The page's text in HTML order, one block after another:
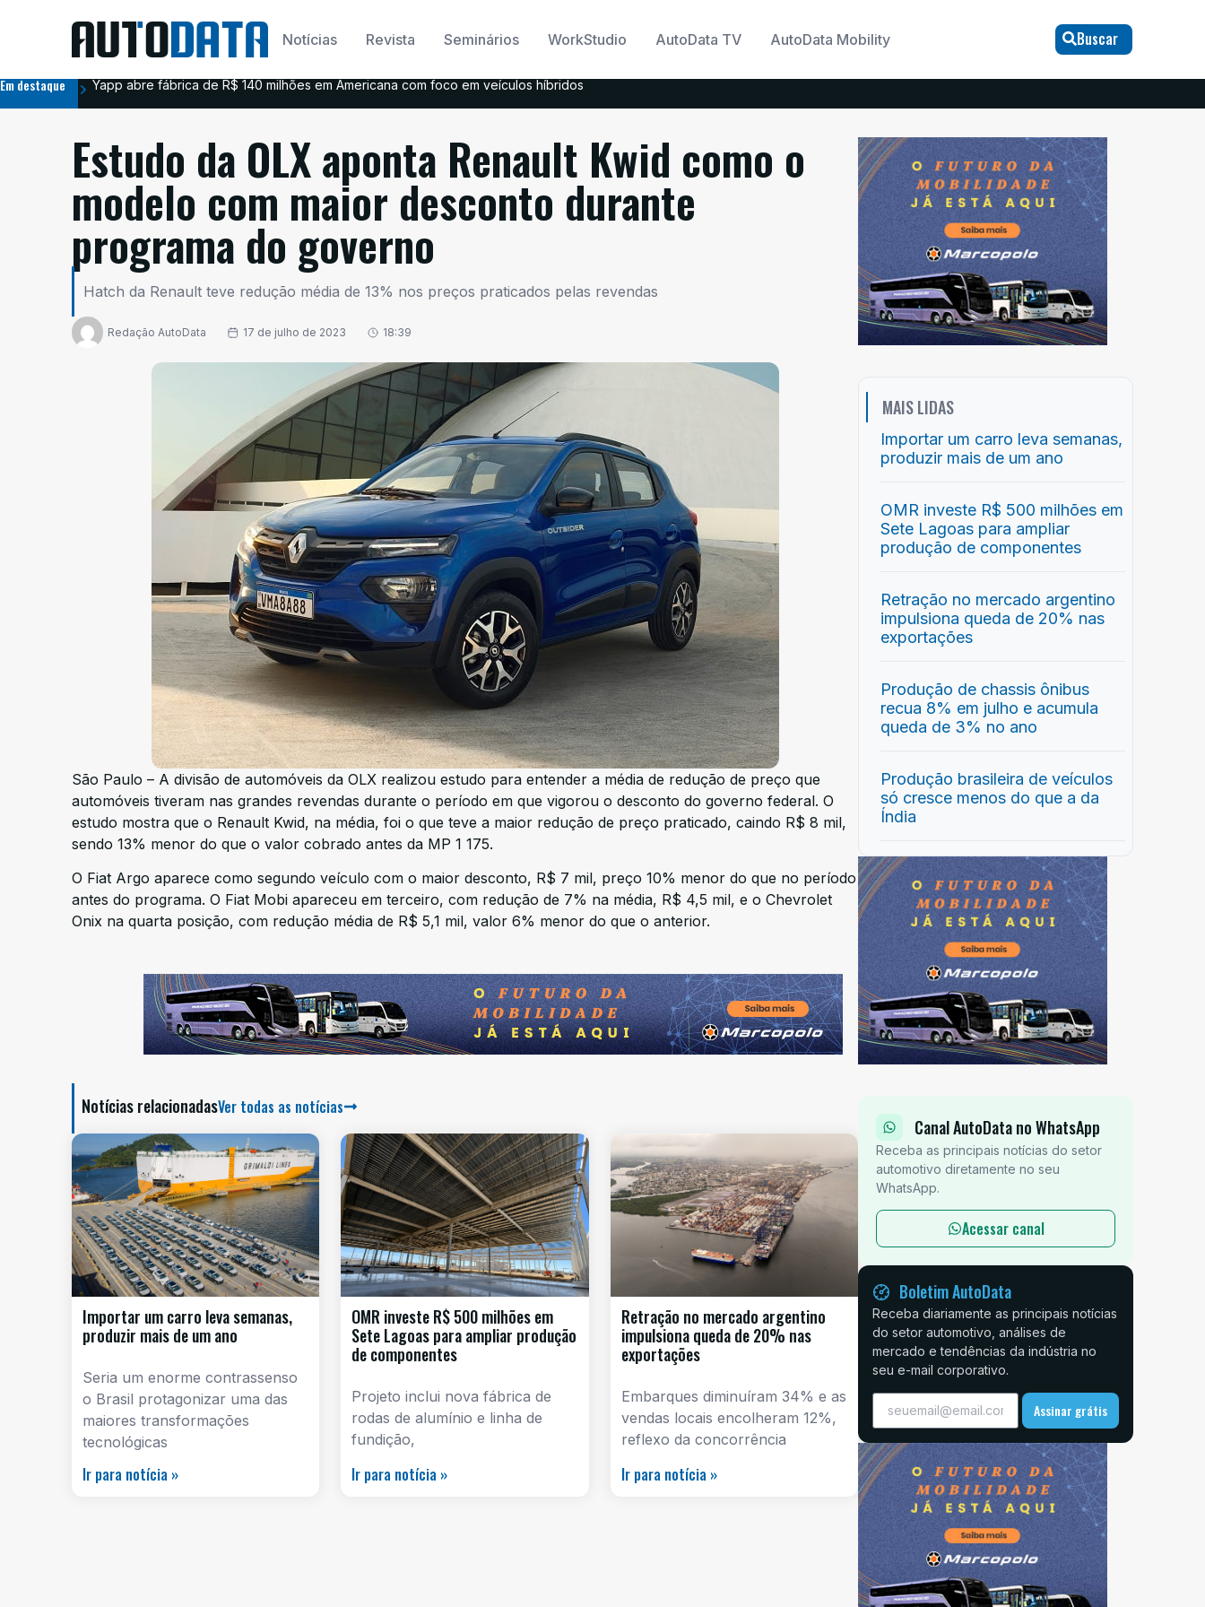
Notícias Revista Seminários WorkStudio AutoData TV AutoData Mobility Buscar
Em destaque Yapp abre fábrica de R$ 140 milhões em Americana com foco em veículos híbridos
Estudo da OLX aponta Renault Kwid como o
modelo com maior desconto durante
programa do governo
Hatch da Renault teve redução média de 13% nos preços praticados pelas revendas
Redação AutoData 17 de julho de 2023 18:39
São Paulo – A divisão de automóveis da OLX realizou estudo para entender a média de redução de preço que
automóveis tiveram nas grandes revendas durante o período em que vigorou o desconto do governo federal. O
estudo mostra que o Renault Kwid, na média, foi o que teve a maior redução de preço praticado, caindo R$ 8 mil,
sendo 13% menor do que o valor cobrado antes da MP 1 175.
O Fiat Argo aparece como segundo veículo com o maior desconto, R$ 7 mil, preço 10% menor do que no período
antes do programa. O Fiat Mobi apareceu em terceiro, com redução de 7% na média, R$ 4,5 mil, e o Chevrolet
Onix na quarta posição, com redução média de R$ 5,1 mil, valor 6% menor do que o anterior.
Notícias relacionadasVer todas as notícias
Importar um carro leva semanas,
produzir mais de um ano
Seria um enorme contrassenso
o Brasil protagonizar uma das
maiores transformações
tecnológicas
Ir para notícia »
OMR investe R$ 500 milhões em
Sete Lagoas para ampliar produção
de componentes
Projeto inclui nova fábrica de
rodas de alumínio e linha de
fundição,
Ir para notícia »
Retração no mercado argentino
impulsiona queda de 20% nas
exportações
Embarques diminuíram 34% e as
vendas locais encolheram 12%,
reflexo da concorrência
Ir para notícia »
MAIS LIDAS
Importar um carro leva semanas,
produzir mais de um ano
OMR investe R$ 500 milhões em
Sete Lagoas para ampliar
produção de componentes
Retração no mercado argentino
impulsiona queda de 20% nas
exportações
Produção de chassis ônibus
recua 8% em julho e acumula
queda de 3% no ano
Produção brasileira de veículos
só cresce menos do que a da
Índia
Canal AutoData no WhatsApp
Receba as principais notícias do setor
automotivo diretamente no seu
WhatsApp.
Acessar canal
Boletim AutoData
Receba diariamente as principais notícias
do setor automotivo, análises de
mercado e tendências da indústria no
seu e-mail corporativo.
Assinar grátis